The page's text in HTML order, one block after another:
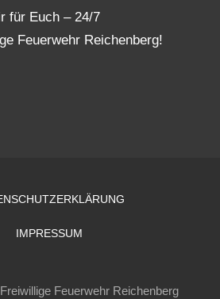
für Euch – 24/7
Feuerwehr Reichenberg!
IMPRESSUM
Feuerwehr Reichenberg